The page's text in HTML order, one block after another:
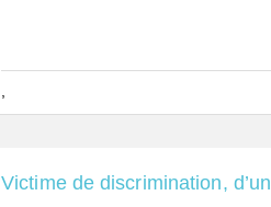
Victime de discrimination,